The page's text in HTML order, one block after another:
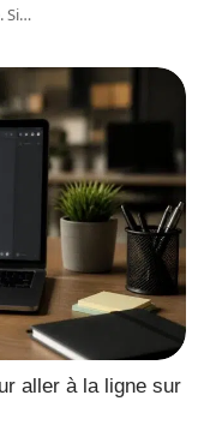
Si…
aller à la ligne sur